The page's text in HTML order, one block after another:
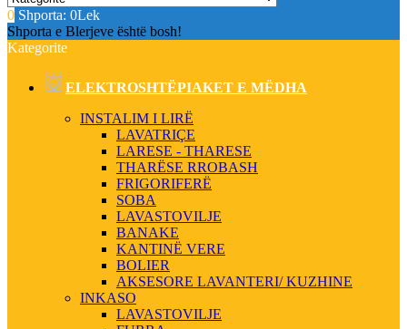
0 Shporta: 0Lek
Shporta e Blerjeve është bosh!
Kategorite
ELEKTROSHTËPIAKET E MËDHA
INSTALIM I LIRË
LAVATRIÇE
LARESE - THARESE
THARËSE RROBASH
FRIGORIFERË
SOBA
LAVASTOVILJE
BANAKE
KANTINË VERE
BOLIER
AKSESORE LAVANTERI/ KUZHINE
INKASO
LAVASTOVILJE